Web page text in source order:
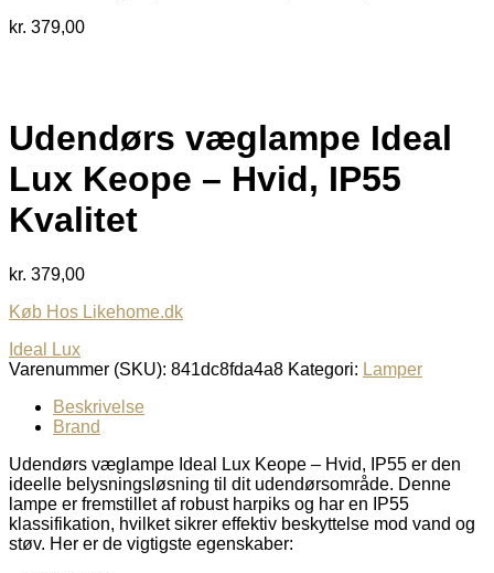
kr. 379,00
Udendørs væglampe Ideal
Lux Keope – Hvid, IP55
Kvalitet
kr. 379,00
Køb Hos Likehome.dk
Ideal Lux
Varenummer (SKU): 841dc8fda4a8 Kategori: Lamper
Beskrivelse
Brand
Udendørs væglampe Ideal Lux Keope – Hvid, IP55 er den
ideelle belysningsløsning til dit udendørsområde. Denne
lampe er fremstillet af robust harpiks og har en IP55
klassifikation, hvilket sikrer effektiv beskyttelse mod vand og
støv. Her er de vigtigste egenskaber: